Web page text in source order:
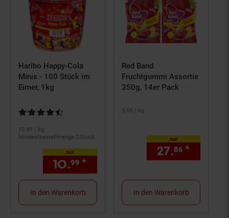
Haribo Happy-Cola
Minis - 100 Stück im
Eimer, 1kg
Kundenbewertung: 4,74 von 5 Sternen
10.99 / kg
Mindestbestellmenge 2 Stück
nur
10.99 * € Sternchen
In den Warenkorb
Red Band
Fruchtgummi Assortie
350g, 14er Pack
5.69 / kg
nur
27.86 *
In den Warenkorb